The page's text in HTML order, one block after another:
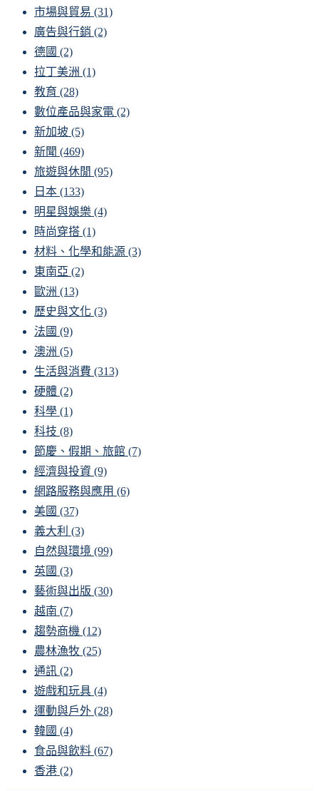
市場與貿易 (31)
廣告與行銷 (2)
德國 (2)
拉丁美洲 (1)
教育 (28)
數位產品與家電 (2)
新加坡 (5)
新聞 (469)
旅遊與休閒 (95)
日本 (133)
明星與娛樂 (4)
時尚穿搭 (1)
材料、化學和能源 (3)
東南亞 (2)
歐洲 (13)
歷史與文化 (3)
法國 (9)
澳洲 (5)
生活與消費 (313)
硬體 (2)
科學 (1)
科技 (8)
節慶、假期、旅館 (7)
經濟與投資 (9)
網路服務與應用 (6)
美國 (37)
義大利 (3)
自然與環境 (99)
英國 (3)
藝術與出版 (30)
越南 (7)
趨勢商機 (12)
農林漁牧 (25)
通訊 (2)
遊戲和玩具 (4)
運動與戶外 (28)
韓國 (4)
食品與飲料 (67)
香港 (2)